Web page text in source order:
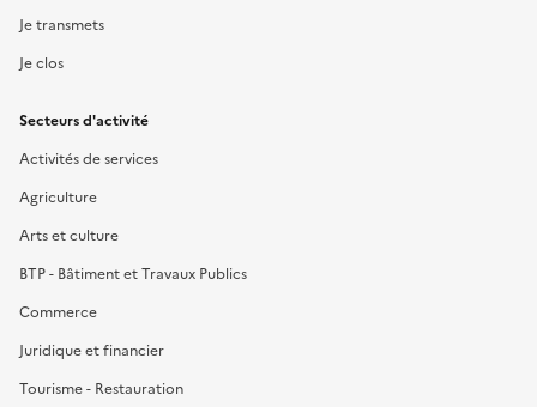
Je transmets
Je clos
Secteurs d'activité
Activités de services
Agriculture
Arts et culture
BTP - Bâtiment et Travaux Publics
Commerce
Juridique et financier
Tourisme - Restauration